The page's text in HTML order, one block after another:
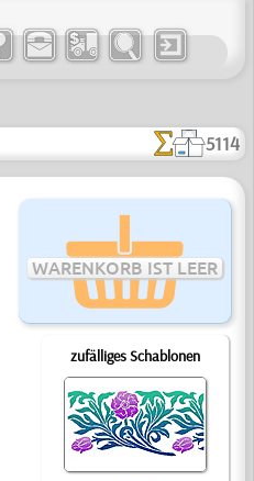
5114
WARENKORB IST LEER
zufälliges Schablonen